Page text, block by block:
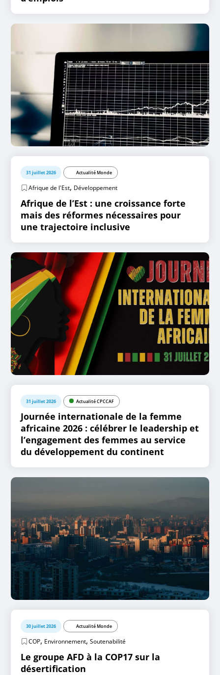
31 juillet 2026 Actualité Monde
Afrique de l'Est, Développement
Afrique de l’Est : une croissance forte
mais des réformes nécessaires pour
une trajectoire inclusive
31 juillet 2026 Actualité CPCCAF
Journée internationale de la femme
africaine 2026 : célébrer le leadership et
l’engagement des femmes au service
du développement du continent
30 juillet 2026 Actualité Monde
COP, Environnement,Soutenabilité
Le groupe AFD à la COP17 sur la
désertification